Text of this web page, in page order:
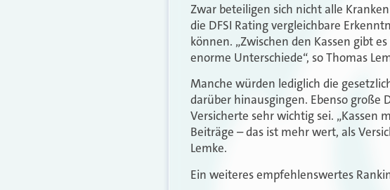
Zwar beteiligen sich nicht alle
die DFSI Rating vergleichbare
können. „Zwischen den Kassen gibt
enorme Unterschiede“, so Thomas
Manche würden lediglich die
darüber hinausgingen. Ebenso große
Versicherte sehr wichtig sei.
Beiträge – das ist mehr wert, als
Lemke.
Ein weiteres empfehlenswertes